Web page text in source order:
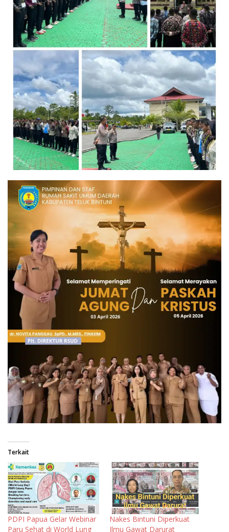
Terkait
PDPI Papua Gelar Webinar
Paru Sehat di World Lung
Nakes Bintuni Diperkuat
Ilmu Gawat Darurat